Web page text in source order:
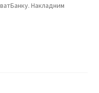
Накладним